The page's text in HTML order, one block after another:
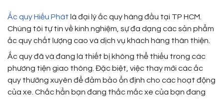
Ắc quy Hiếu Phát là đại lý ắc quy hàng đầu tại TP HCM.
Chúng tôi tự tin về kinh nghiệm, sự đa dạng các sản phẩm
ắc quy chất lượng cao và dịch vụ khách hàng thân thiện.
Ắc quy đã và đang là thiết bị không thể thiếu trong các
phương tiện giao thông. Đặc biệt, việc thay mới các ắc
quy thường xuyên để đảm bảo ổn định cho các hoạt động
của xe. Chắc hẳn bạn đang thắc mắc xe của bạn đang